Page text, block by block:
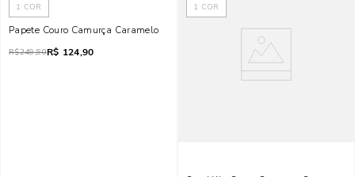
1 COR
Papete Couro Camurça Caramelo
R$249,90R$ 124,90
1 COR